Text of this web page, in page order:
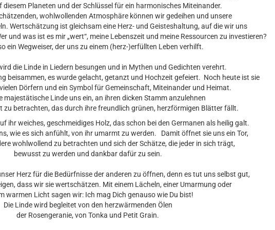
diesem Planeten und der Schlüssel für ein harmonisches Miteinander.
wohlwollenden Atmosphäre können wir gedeihen und unsere
Wertschätzung ist gleichsam eine Herz- und Geisteshaltung, auf die wir uns
und was ist es mir „wert“, meine Lebenszeit und meine Ressourcen zu investieren?
ein Wegweiser, der uns zu einem (herz-)erfüllten Leben verhilft.
die Linde in Liedern besungen und in Mythen und Gedichten verehrt.
beisammen, es wurde gelacht, getanzt und Hochzeit gefeiert. Noch heute ist sie
Dörfern und ein Symbol für Gemeinschaft, Miteinander und Heimat.
majestätische Linde uns ein, an ihren dicken Stamm anzulehnen
zu betrachten, das durch ihre freundlich grünen, herzförmigen Blätter fällt.
ihr weiches, geschmeidiges Holz, das schon bei den Germanen als heilig galt.
wie es sich anfühlt, von ihr umarmt zu werden. Damit öffnet sie uns ein Tor,
wohlwollend zu betrachten und sich der Schätze, die jeder in sich trägt,
bewusst zu werden und dankbar dafür zu sein.
Herz für die Bedürfnisse der anderen zu öffnen, denn es tut uns selbst gut,
dass wir sie wertschätzen. Mit einem Lächeln, einer Umarmung oder
warmen Licht sagen wir: Ich mag Dich genauso wie Du bist!
Die Linde wird begleitet von den herzwärmenden Ölen
der Rosengeranie, von Tonka und Petit Grain.